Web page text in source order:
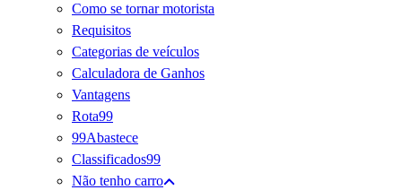
Como se tornar motorista
Requisitos
Categorias de veículos
Calculadora de Ganhos
Vantagens
Rota99
99Abastece
Classificados99
Não tenho carro